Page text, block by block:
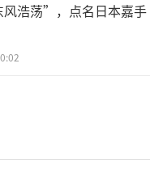
浩荡”，点名日本嘉手